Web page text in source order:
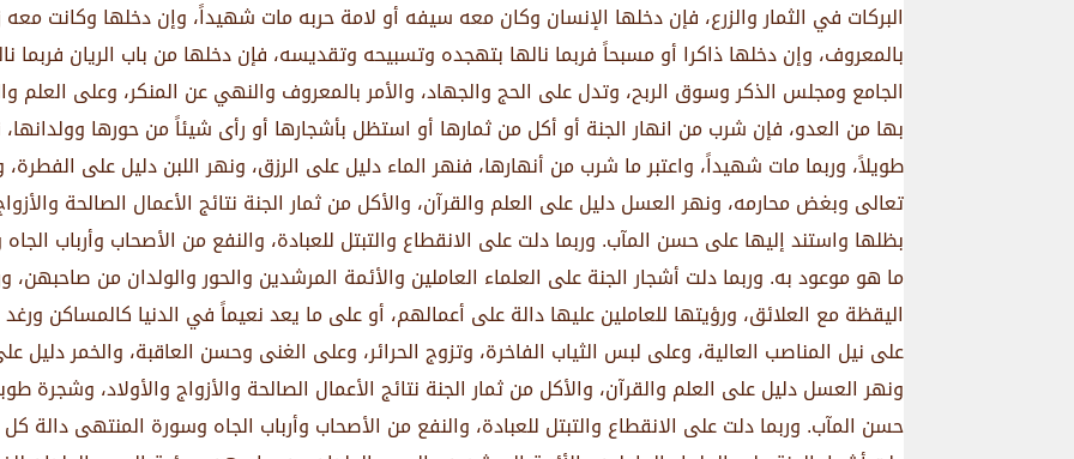
البركات في الثمار والزرع، فإن دخلها الإنسان وكان معه سيفه أو لامة حربه مات شهيداً، وإن دخلها وكانت
بالمعروف، وإن دخلها ذاكرا أو مسبحاً فربما نالها بتهجده وتسبيحه وتقديسه، فإن دخلها من باب الريان فربما
الجامع ومجلس الذكر وسوق الربح، وتدل على الحج والجهاد، والأمر بالمعروف والنهي عن المنكر، وعلى العلم
بها من العدو، فإن شرب من انهار الجنة أو أكل من ثمارها أو استظل بأشجارها أو رأى شيئاً من حورها وولدانها،
طويلاً، وربما مات شهيداً، واعتبر ما شرب من أنهارها، فنهر الماء دليل على الرزق، ونهر اللبن دليل على
تعالى وبغض محارمه، ونهر العسل دليل على العلم والقرآن، والأكل من ثمار الجنة نتائج الأعمال الصالحة
بظلها واستند إليها على حسن المآب. وربما دلت على الانقطاع والتبتل للعبادة، والنفع من الأصحاب وأرباب
ما هو موعود به. وربما دلت أشجار الجنة على العلماء العاملين والأئمة المرشدين والحور والولدان من
اليقظة مع العلائق، ورؤيتها للعاملين عليها دالة على أعمالهم، أو على ما يعد نعيماً في الدنيا كالمساكن
على نيل المناصب العالية، وعلى لبس الثياب الفاخرة، وتزوج الحرائر، وعلى الغنى وحسن العاقبة، والخمر
ونهر العسل دليل على العلم والقرآن، والأكل من ثمار الجنة نتائج الأعمال الصالحة والأزواج والأولاد،
حسن المآب. وربما دلت على الانقطاع والتبتل للعبادة، والنفع من الأصحاب وأرباب الجاه وسورة المنتهى دالة